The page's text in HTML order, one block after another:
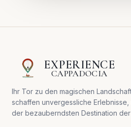
EXPERIENCE
CAPPADOCIA
Ihr Tor zu den magischen
schaffen unvergessliche
der bezauberndsten Destination